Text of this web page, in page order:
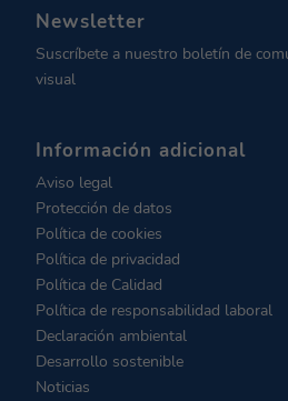
Newsletter
Suscríbete a nuestro boletín de
visual
Información adicional
Aviso legal
Protección de datos
Política de cookies
Política de privacidad
Política de Calidad
Política de responsabilidad laboral
Declaración ambiental
Desarrollo sostenible
Noticias